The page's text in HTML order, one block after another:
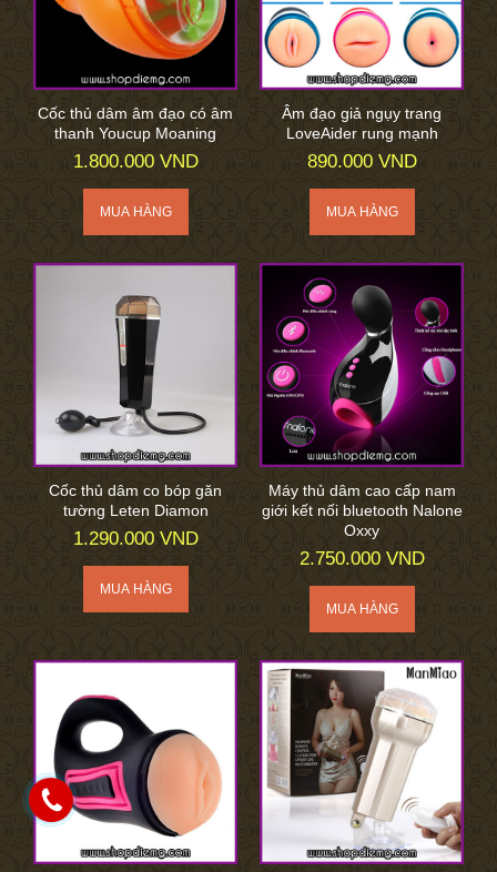
Cốc thủ dâm âm đạo có âm
thanh Youcup Moaning
1.800.000 VND
Âm đạo giả ngụy trang
LoveAider rung mạnh
890.000 VND
Cốc thủ dâm co bóp găn
tường Leten Diamon
1.290.000 VND
Máy thủ dâm cao cấp nam
giới kết nối bluetooth Nalone
Oxxy
2.750.000 VND